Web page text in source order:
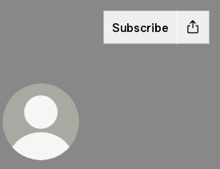
Subscribe